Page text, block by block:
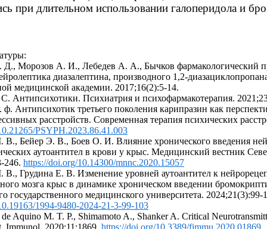
при длительном использовании галоперидола и
Морозов А. И., Лебедев А. А., Бычков фармакологический
диазалептина, производного 1,2-
медицинской академии. 2017;16(2):5-14.
Антипсихотики. Психиатрия и психофармакотерапия.
Антипсихотик третьего поколения карипразин как
расстройств. Современная терапия психических
PSYPH.2023.86.41.003
В., Бейер Э. В., Боев О. И. Влияние хронического введения
аутоантител в крови у крыс. Медицинский вестник
246. https://doi.org/10.14300/mnnc.2020.15057
В., Грудина Е. В. Изменение уровней аутоантител к
мозга крыс в динамике хроническом введении
государственного медицинского университета. 2024;21(3):99-
1994-9480-2024-21-3-99-103
Aquino M. T. P., Shimamoto A., Shanker A. Critical
Immunol. 2020;11:1869. https://doi.org/10.3389/fimmu.2020.01869